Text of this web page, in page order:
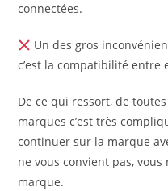
connectées.
Un des gros
c’est la compatibilité entre
De ce qui ressort, de
marques c’est très
continuer sur la marque
ne vous convient pas,
marque.